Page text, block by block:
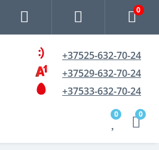
0
+37525-632-70-24
+37529-632-70-24
+37533-632-70-24
0 0